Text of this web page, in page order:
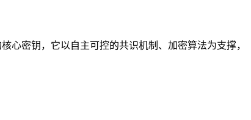
心密钥，它以自主可控的共识机制、加密算法为支撑，